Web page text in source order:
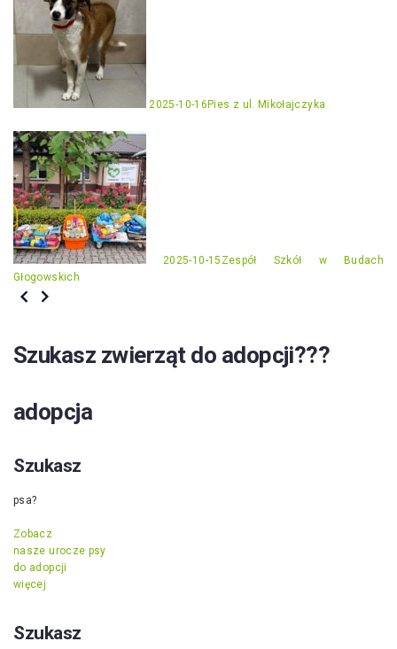
2025-10-16 Pies z ul. Mikołajczyka
2025-10-15 Zespół Szkół w Budach
Głogowskich
Szukasz zwierząt do adopcji???
adopcja
Szukasz
psa?
Zobacz
nasze urocze psy
do adopcji
więcej
Szukasz